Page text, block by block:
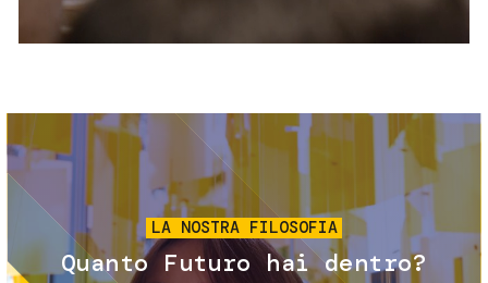
Immagine
LA NOSTRA FILOSOFIA
Quanto Futuro hai dentro?